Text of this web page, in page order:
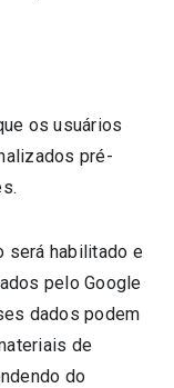
os usuários
pré-
será habilitado e
pelo Google
dados podem
de
do